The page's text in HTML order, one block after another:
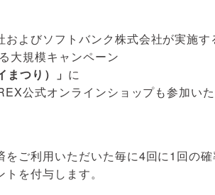
よびソフトバンク株式会社が実施す
大規模キャンペーン
つり）」 に
公式オンラインショップも参加い
ご利用いただいた毎に4回に1回の確
を付与します。